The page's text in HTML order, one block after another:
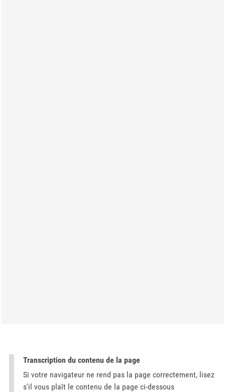
Transcription du contenu de la page
Si votre navigateur ne rend pas la page correctement, lisez
s'il vous plaît le contenu de la page ci-dessous